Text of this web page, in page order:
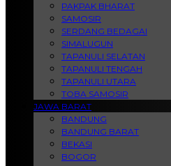
PAKPAK BHARAT
SAMOSIR
SERDANG BEDAGAI
SIMALUGUN
TAPANULI SELATAN
TAPANULI TENGAH
TAPANULI UTARA
TOBA SAMOSIR
JAWA BARAT
BANDUNG
BANDUNG BARAT
BEKASI
BOGOR